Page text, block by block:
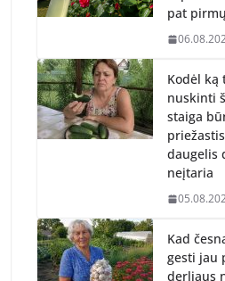
pat
Kodėl ką
nuskinti
staiga
daugelis
neįtaria
Kad
gesti jau
derliaus